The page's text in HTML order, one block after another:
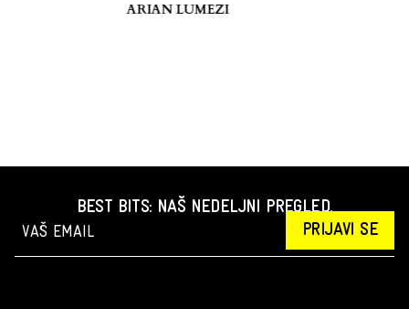
ARIAN LUMEZI
BEST BITS: NAŠ NEDELJNI PREGLED.
PRIJAVI SE